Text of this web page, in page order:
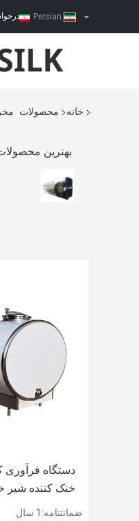
خانه محصولات
بهترین
دستگاه فرآوری
افقی
ضمانتنامه:1 سال